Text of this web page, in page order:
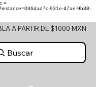
=
931e-47ae-9b38-
A PARTIR DE $1000 MXN
Buscar